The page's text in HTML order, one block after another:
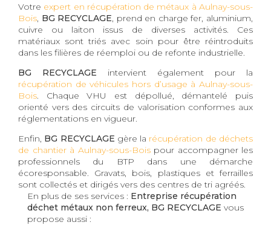
Votre expert en récupération de métaux à Aulnay-sous-
Bois, BG RECYCLAGE, prend en charge fer, aluminium,
cuivre ou laiton issus de diverses activités. Ces
matériaux sont triés avec soin pour être réintroduits
dans les filières de réemploi ou de refonte industrielle.
BG RECYCLAGE intervient également pour la
récupération de véhicules hors d’usage à Aulnay-sous-
Bois. Chaque VHU est dépollué, démantelé puis
orienté vers des circuits de valorisation conformes aux
réglementations en vigueur.
Enfin, BG RECYCLAGE gère la récupération de déchets
de chantier à Aulnay-sous-Boispour accompagner les
professionnels du BTP dans une démarche
écoresponsable. Gravats, bois, plastiques et ferrailles
sont collectés et dirigés vers des centres de tri agréés.
En plus de ses services : Entreprise récupération
déchet métaux non ferreux, BG RECYCLAGE vous
propose aussi :